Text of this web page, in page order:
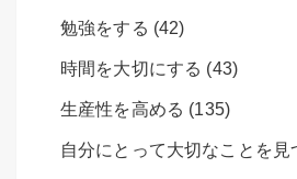
勉強をする (42)
時間を大切にする (43)
生産性を高める (135)
自分にとって大切なことを見